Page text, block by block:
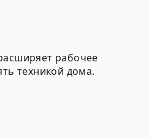
рабочее
техникой дома.